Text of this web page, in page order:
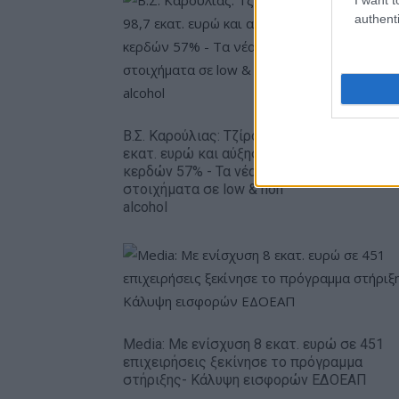
Β.Σ. Καρούλιας: Τζίρος 98,7
εκατ. ευρώ και αύξηση
κερδών 57% - Τα νέα
στοιχήματα σε low & non
alcohol
–
Media: Με ενίσχυση 8 εκατ. ευρώ σε 451
επιχειρήσεις ξεκίνησε το πρόγραμμα
στήριξης- Κάλυψη εισφορών ΕΔΟΕΑΠ